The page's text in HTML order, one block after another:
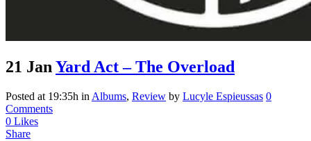
21 JanYard Act – The Overload
Posted at 19:35h in Albums, Review by Lucyle Espieussas 0
Comments
0 Likes
Share